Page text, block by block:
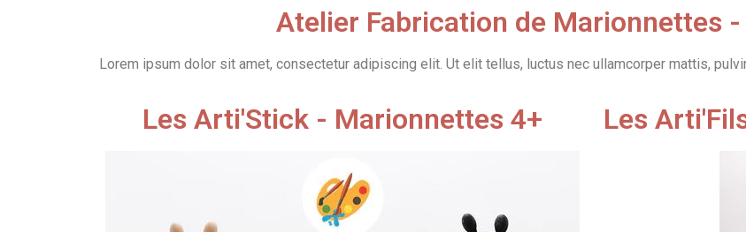
Atelier Fabrication de Marionnettes
Lorem ipsum dolor sit amet, consectetur adipiscing elit. Ut elit tellus, luctus nec ullamcorper mattis,
Les Arti'Stick - Marionnettes 4+ Les